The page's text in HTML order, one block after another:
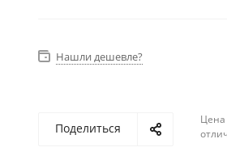
Нашли дешевле?
Поделиться
Цена